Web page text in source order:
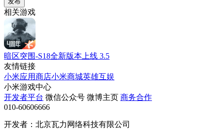
相关游戏
暗区突围-S18全新版本上线 3.5
友情链接
小米应用商店小米商城英雄互娱
小米游戏中心
开发者平台 微信公众号 微博主页 商务合作
010-60606666
开发者：北京瓦力网络科技有限公司